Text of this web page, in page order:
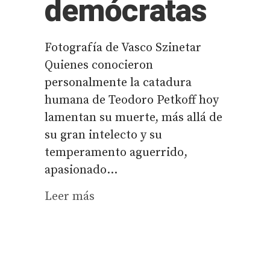
demócratas
Fotografía de Vasco Szinetar
Quienes conocieron
personalmente la catadura
humana de Teodoro Petkoff hoy
lamentan su muerte, más allá de
su gran intelecto y su
temperamento aguerrido,
apasionado...
Leer más